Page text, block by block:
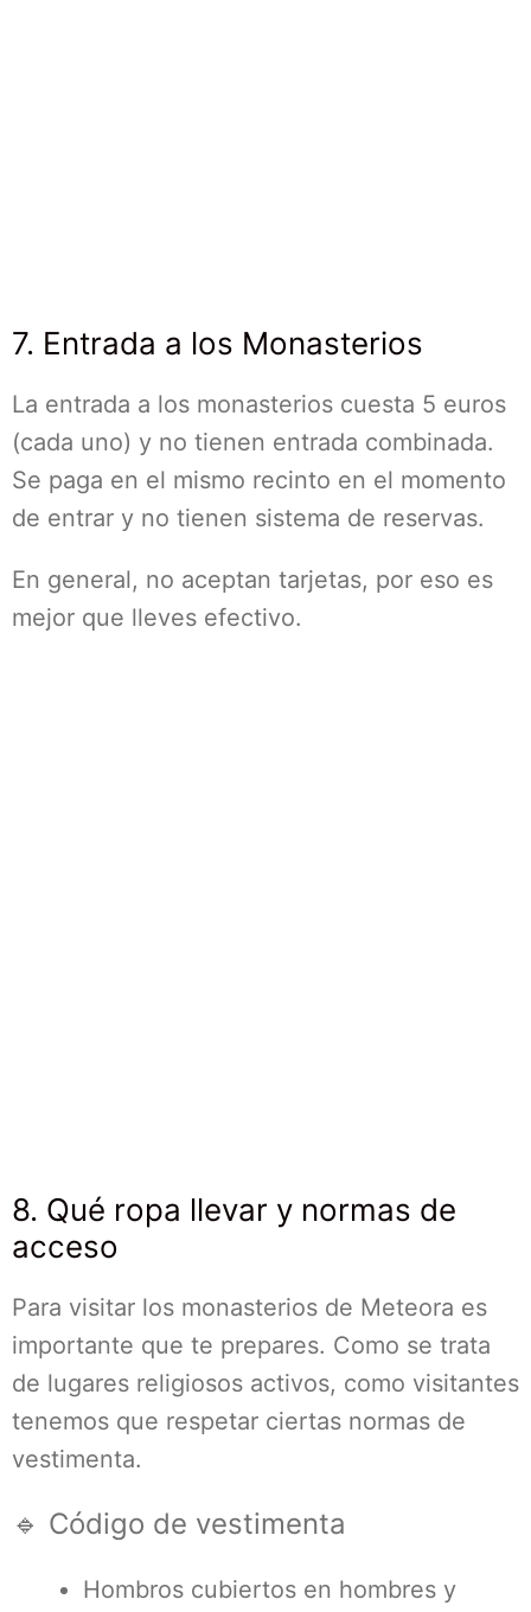
7. Entrada a los Monasterios
La entrada a los monasterios cuesta 5 euros
(cada uno) y no tienen entrada combinada.
Se paga en el mismo recinto en el momento
de entrar y no tienen sistema de reservas.
En general, no aceptan tarjetas, por eso es
mejor que lleves efectivo.
8. Qué ropa llevar y normas de
acceso
Para visitar los monasterios de Meteora es
importante que te prepares. Como se trata
de lugares religiosos activos, como visitantes
tenemos que respetar ciertas normas de
vestimenta.
🔹 Código de vestimenta
Hombros cubiertos en hombres y